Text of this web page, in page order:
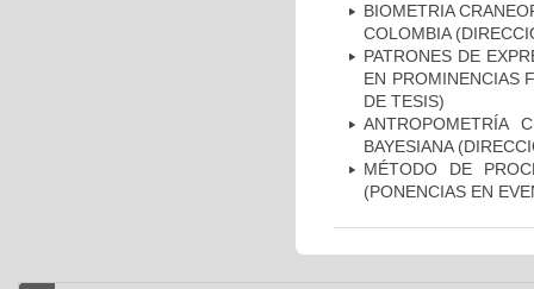
BIOMETRIA
COLOMBIA
PATRONES DE
EN PROMINENCIAS
DE TESIS)
ANTROPOMETRÍA
BAYESIANA
MÉTODO DE
(PONENCIAS EN